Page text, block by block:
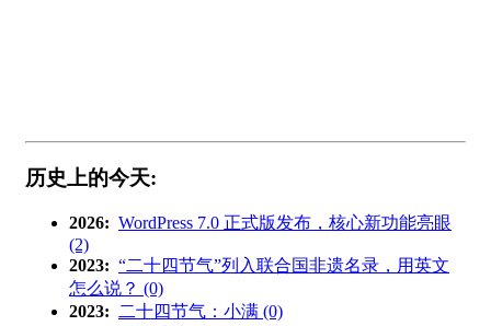
历史上的今天:
2026: WordPress 7.0 正式版发布，核心新功能亮眼
(2)
2023: “二十四节气”列入联合国非遗名录，用英文
怎么说？ (0)
2023:
二十四节气：小满 (0)